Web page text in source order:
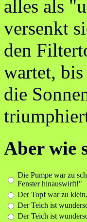
alles als
versenkt
den
wartet,
die
Aber wie
Die Pumpe war zu
Fenster hinauswirft!"
Der Topf war zu
Der Teich ist
Der Teich ist